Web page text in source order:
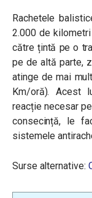
Rachetele
2.000 de
către țintă pe o
pe de altă parte,
atinge de mai
Km/oră). Acest
reacție necesar
consecință, le
sistemele
Surse alternative: